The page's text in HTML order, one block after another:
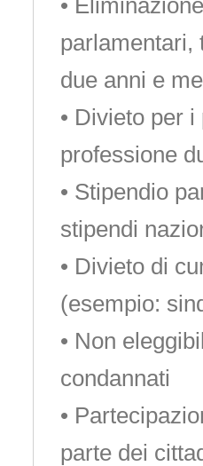
parlamentari,
due anni e
• Divieto per
professione
• Stipendio
stipendi
• Divieto di
(esempio:
• Non
condannati
•
parte dei